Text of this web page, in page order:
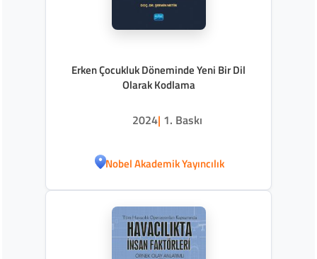
Erken Çocukluk Döneminde Yeni Bir Dil
Olarak Kodlama
2024| 1. Baskı
Nobel Akademik Yayıncılık